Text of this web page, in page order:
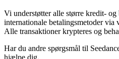
Vi understøtter alle større kredit-
internationale betalingsmetoder via
Alle transaktioner krypteres og
Har du andre spørgsmål til